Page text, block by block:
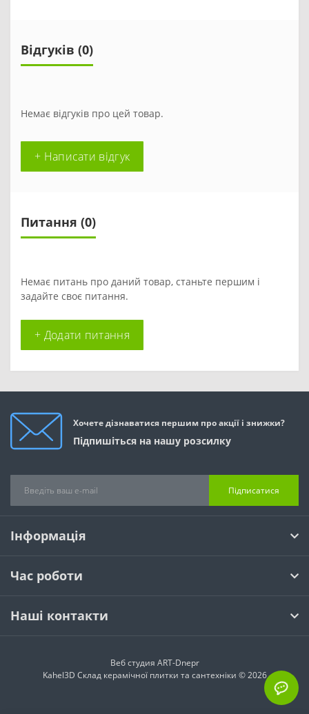
Відгуків (0)
Немає відгуків про цей товар.
+ Написати відгук
Питання (0)
Немає питань про даний товар, станьте першим і
задайте своє питання.
+ Додати питання
Хочете дізнаватися першим про акції і знижки?
Підпишіться на нашу розсилку
Підписатися
Інформація
Час роботи
Наші контакти
Веб студия ART-Dnepr
Kahel3D Склад керамічної плитки та сантехніки © 2026